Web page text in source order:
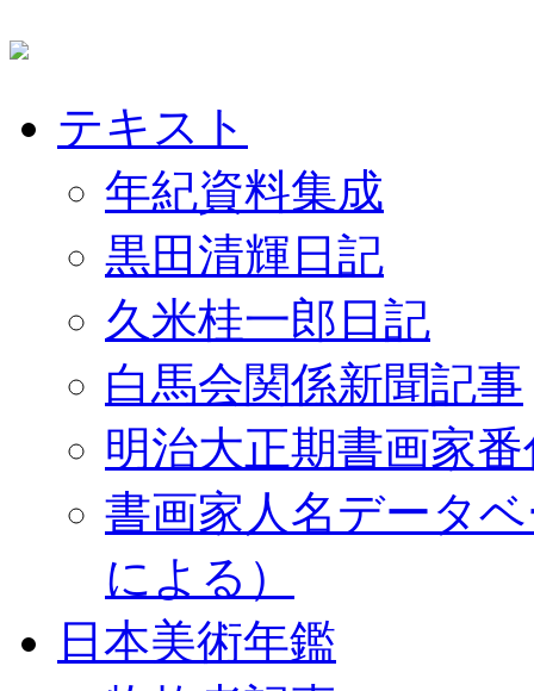
テキスト
年紀資料集成
黒田清輝日記
久米桂一郎日記
白馬会関係新聞記事
明治大正期書画家
書画家人名データ
による）
日本美術年鑑